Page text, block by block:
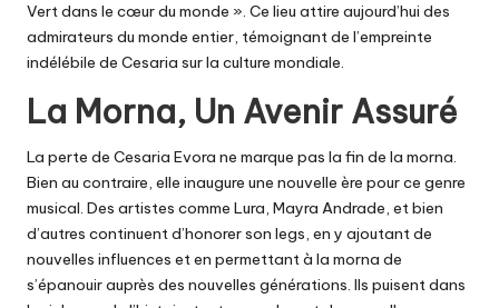
Vert dans le cœur du monde ». Ce lieu attire aujourd’hui des
admirateurs du monde entier, témoignant de l’empreinte
indélébile de Cesaria sur la culture mondiale.
La Morna, Un Avenir Assuré
La perte de Cesaria Evora ne marque pas la fin de la morna.
Bien au contraire, elle inaugure une nouvelle ère pour ce genre
musical. Des artistes comme Lura, Mayra Andrade, et bien
d’autres continuent d’honorer son legs, en y ajoutant de
nouvelles influences et en permettant à la morna de
s’épanouir auprès des nouvelles générations. Ils puisent dans